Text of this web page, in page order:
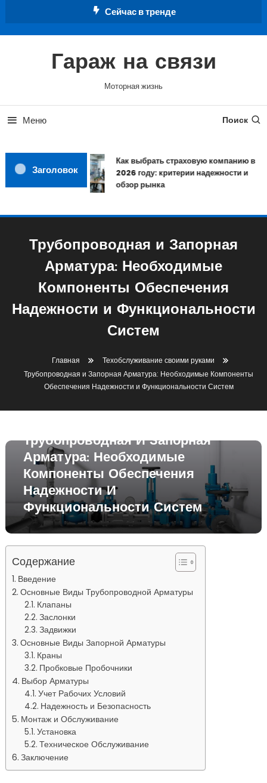
Сейчас в тренде
Гараж на связи
Моторная жизнь
Меню Поиск
Заголовок
Как выбрать страховую компанию в
2026 году: критерии надежности и
обзор рынка
Трубопроводная и Запорная
Арматура: Необходимые
Компоненты Обеспечения
Надежности и Функциональности
Систем
Главная
Техобслуживание своими руками
Трубопроводная и Запорная Арматура: Необходимые Компоненты
Обеспечения Надежности и Функциональности Систем
Трубопроводная И Запорная
Арматура: Необходимые
Компоненты Обеспечения
Надежности И
Функциональности Систем
Содержание
Введение
Основные Виды Трубопроводной Арматуры
Клапаны
Заслонки
Задвижки
Основные Виды Запорной Арматуры
Краны
Пробковые Пробочники
Выбор Арматуры
Учет Рабочих Условий
Надежность и Безопасность
Монтаж и Обслуживание
Установка
Техническое Обслуживание
Заключение